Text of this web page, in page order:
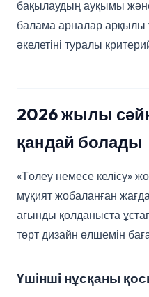
бақылаудың ауқымы
балама арналар арқылы
әкелетіні туралы
2026 жылы
қандай болады
«Төлеу немесе келісу»
мұқият жобаланған
ағынды қолданыста
төрт дизайн өлшемін
Үшінші нұсқаны